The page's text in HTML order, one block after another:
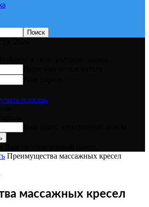
помощь
Преимущества массажных кресел
массажных кресел